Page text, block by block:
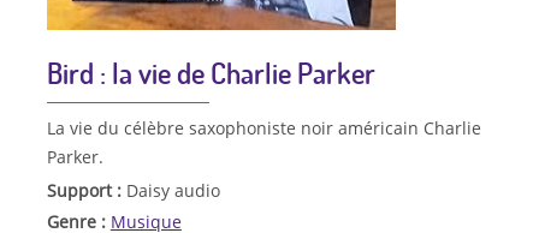
Bird : la vie de Charlie Parker
La vie du célèbre saxophoniste noir américain Charlie
Parker.
Support : Daisy audio
Genre : Musique